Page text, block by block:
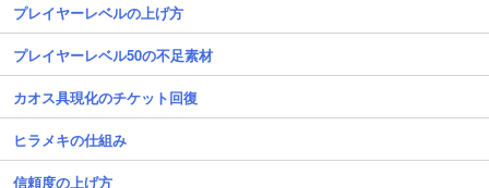
プレイヤーレベルの上げ方
プレイヤーレベル50の不足素材
カオス具現化のチケット回復
ヒラメキの仕組み
信頼度の上げ方